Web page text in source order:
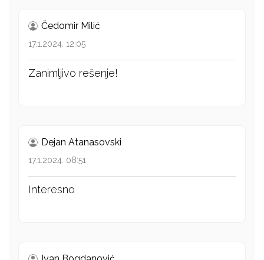
Čedomir Milić
17.1.2024. 12:05
Zanimljivo rešenje!
Dejan Atanasovski
17.1.2024. 08:51
Interesno